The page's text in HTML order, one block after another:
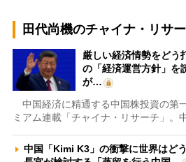
田代尚機のチャイナ・リサ
厳しい経済情勢をどう
の「経済運営方針」
が…
中国経済に精通する中国株投資の第
ミアム連載「チャイナ・リサーチ」。
中国「Kimi K3」の衝撃に世界はど